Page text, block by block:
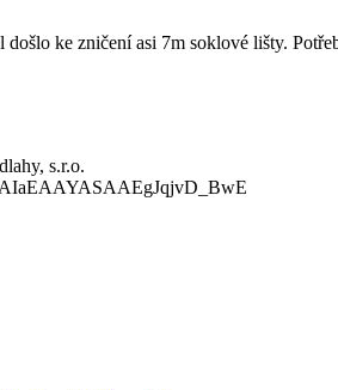
ke zničení asi 7m soklové lišty.
s.r.o.